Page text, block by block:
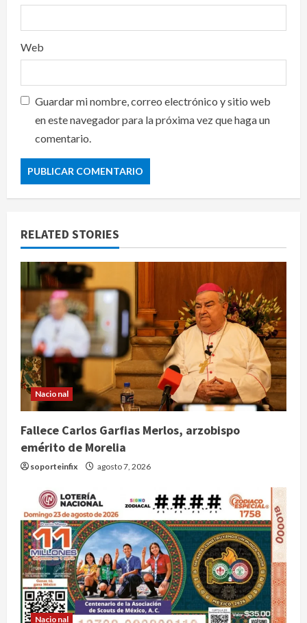
Web
Guardar mi nombre, correo electrónico y sitio web
en este navegador para la próxima vez que haga un
comentario.
RELATED STORIES
Nacional
Fallece Carlos Garfias Merlos, arzobispo
emérito de Morelia
soporteinfix agosto 7, 2026
Nacional
Nacional